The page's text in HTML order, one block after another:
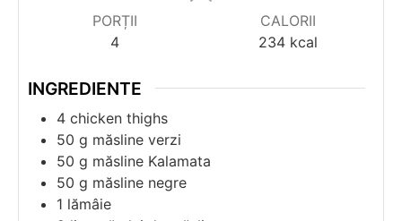
PORȚII
4
CALORII
234 kcal
INGREDIENTE
4 chicken thighs
50 g măsline verzi
50 g măsline Kalamata
50 g măsline negre
1 lămâie